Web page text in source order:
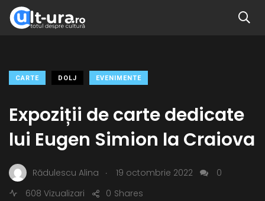
CARTE DOLJ EVENIMENTE
Expoziții de carte dedicate
lui Eugen Simion la Craiova
Rădulescu Alina . 19 octombrie 2022
0
608 Vizualizari
Shares
0